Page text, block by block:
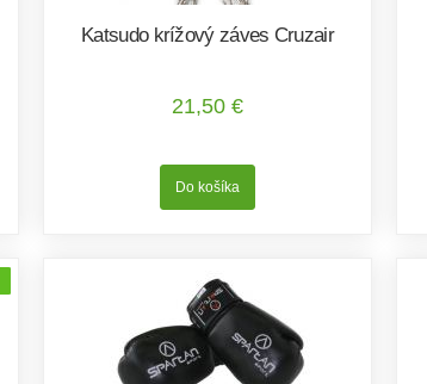
Katsudo krížový záves Cruzair
21,50 €